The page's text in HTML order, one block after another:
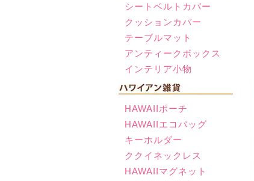
シートベルトカバー
クッションカバー
テーブルマット
アンティークボックス
インテリア小物
HAWAIIポーチ
HAWAIIエコバッグ
キーホルダー
ククイネックレス
HAWAIIマグネット